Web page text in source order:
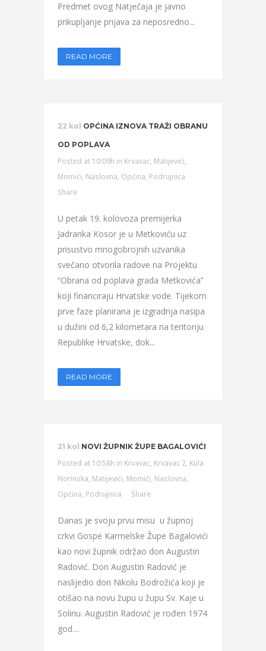
Predmet ovog Natječaja je javno
prikupljanje prijava za neposredno...
READ MORE
22 kol OPĆINA IZNOVA TRAŽI OBRANU
OD POPLAVA
Posted at 10:09h in Krvavac, Matijevići,
Momići, Naslovna, Općina, Podrujnica
Share
U petak 19. kolovoza premijerka
Jadranka Kosor je u Metkoviću uz
prisustvo mnogobrojnih uzvanika
svečano otvorila radove na Projektu
“Obrana od poplava grada Metkovića”
koji financiraju Hrvatske vode. Tijekom
prve faze planirana je izgradnja nasipa
u dužini od 6,2 kilometara na teritoriju
Republike Hrvatske, dok...
READ MORE
21 kol NOVI ŽUPNIK ŽUPE BAGALOVIĆI
Posted at 10:58h in Krvavac, Krvavac 2, Kula
Norinska, Matijevići, Momići, Naslovna,
Općina, Podrujnica Share
Danas je svoju prvu misu u župnoj
crkvi Gospe Karmelske Župe Bagalovići
kao novi župnik održao don Augustin
Radović. Don Augustin Radović je
naslijedio don Nikolu Bodrožića koji je
otišao na novu župu u župu Sv. Kaje u
Solinu. Augustin Radović je rođen 1974
god....